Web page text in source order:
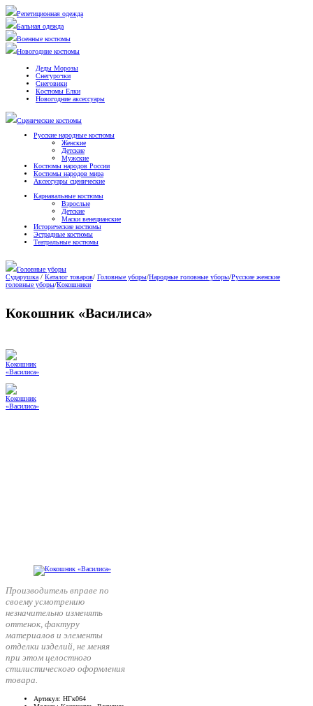
Репетиционная одежда
Бальная одежда
Военные костюмы
Новогодние костюмы
Деды Морозы
Снегурочки
Снеговики
Костюмы Елки
Новогодние аксессуары
Сценические костюмы
Русские народные костюмы
Женские
Детские
Мужские
Костюмы народов России
Костюмы народов мира
Аксессуары сценические
Карнавальные костюмы
Взрослые
Детские
Маски венецианские
Исторические костюмы
Эстрадные костюмы
Театральные костюмы
Головные уборы
Сударушка / Каталог товаров/ Головные уборы/Народные головные уборы/Русские женские
головные уборы/Кокошники
Кокошник «Василиса»
Производитель вправе по
своему усмотрению
незначительно изменять
оттенок, фактуру
материалов и элементы
отделки изделий, не меняя
при этом целостного
стилистического оформления
товара.
Артикул: НГк064